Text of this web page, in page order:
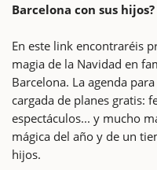
Barcelona con sus hijos?
En este link encontraréis
magia de la Navidad en
Barcelona. La agenda
cargada de planes gratis:
espectáculos... y mucho
mágica del año y de un
hijos.